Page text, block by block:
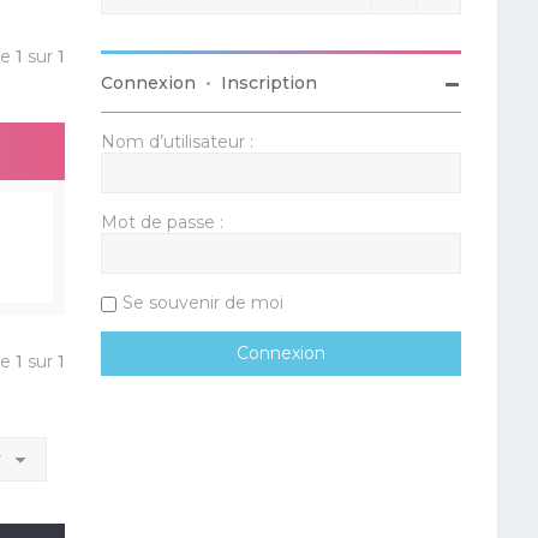
1 sur1
1 sur1
Connexion • Inscription
Nom d’utilisateur :
Mot de passe :
Se souvenir de moi